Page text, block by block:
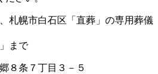
札幌市白石区「直葬」の専用葬儀
まで
８条７丁目３－５